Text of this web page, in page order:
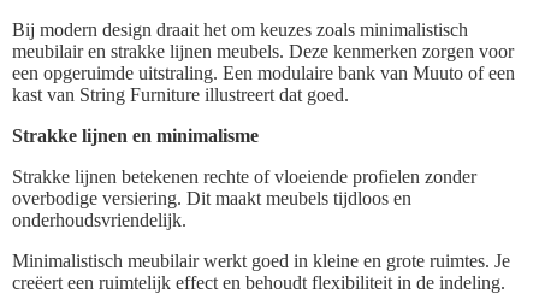
Bij modern design draait het om keuzes zoals minimalistisch
meubilair en strakke lijnen meubels. Deze kenmerken zorgen voor
een opgeruimde uitstraling. Een modulaire bank van Muuto of een
kast van String Furniture illustreert dat goed.
Strakke lijnen en minimalisme
Strakke lijnen betekenen rechte of vloeiende profielen zonder
overbodige versiering. Dit maakt meubels tijdloos en
onderhoudsvriendelijk.
Minimalistisch meubilair werkt goed in kleine en grote ruimtes. Je
creëert een ruimtelijk effect en behoudt flexibiliteit in de indeling.